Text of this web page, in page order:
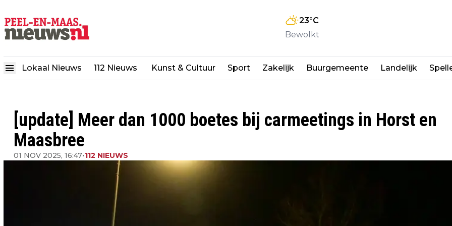
23°C
Bewolkt
Lokaal Nieuws 112 Nieuws Kunst & Cultuur Sport Zakelijk Buurgemeente Landelijk
[update] Meer dan 1000 boetes bij carmeetings in Horst en
Maasbree
01 NOV 2025, 16:47•112 NIEUWS